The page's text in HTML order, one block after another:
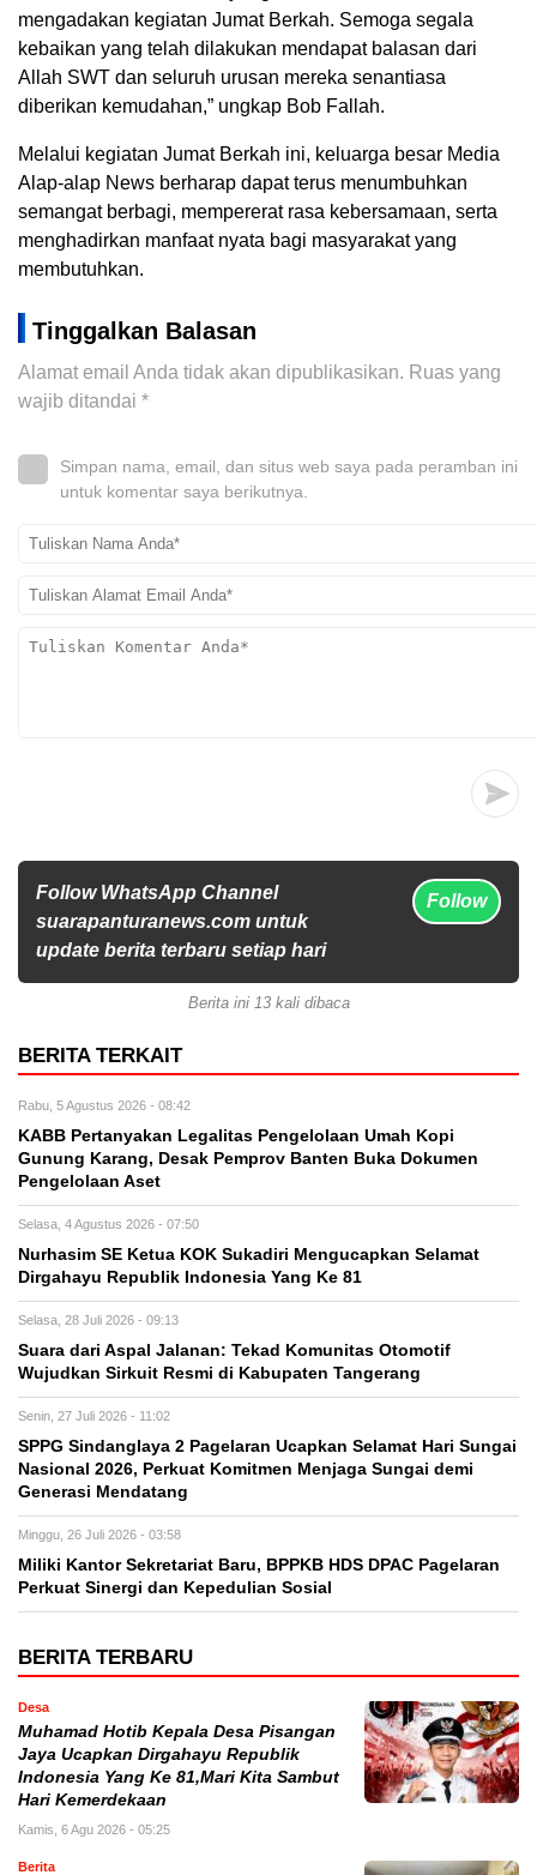
mengadakan kegiatan Jumat Berkah. Semoga segala
kebaikan yang telah dilakukan mendapat balasan dari
Allah SWT dan seluruh urusan mereka senantiasa
diberikan kemudahan,” ungkap Bob Fallah.
Melalui kegiatan Jumat Berkah ini, keluarga besar Media
Alap-alap News berharap dapat terus menumbuhkan
semangat berbagi, mempererat rasa kebersamaan, serta
menghadirkan manfaat nyata bagi masyarakat yang
membutuhkan.
Tinggalkan Balasan
Alamat email Anda tidak akan dipublikasikan. Ruas yang
wajib ditandai *
Simpan nama, email, dan situs web saya pada peramban ini
untuk komentar saya berikutnya.
Follow WhatsApp Channel
suarapanturanews.com untuk
update berita terbaru setiap hari
Follow
Berita ini 13 kali dibaca
BERITA TERKAIT
Rabu, 5 Agustus 2026 - 08:42
KABB Pertanyakan Legalitas Pengelolaan Umah Kopi
Gunung Karang, Desak Pemprov Banten Buka Dokumen
Pengelolaan Aset
Selasa, 4 Agustus 2026 - 07:50
Nurhasim SE Ketua KOK Sukadiri Mengucapkan Selamat
Dirgahayu Republik Indonesia Yang Ke 81
Selasa, 28 Juli 2026 - 09:13
Suara dari Aspal Jalanan: Tekad Komunitas Otomotif
Wujudkan Sirkuit Resmi di Kabupaten Tangerang
Senin, 27 Juli 2026 - 11:02
SPPG Sindanglaya 2 Pagelaran Ucapkan Selamat Hari Sungai
Nasional 2026, Perkuat Komitmen Menjaga Sungai demi
Generasi Mendatang
Minggu, 26 Juli 2026 - 03:58
Miliki Kantor Sekretariat Baru, BPPKB HDS DPAC Pagelaran
Perkuat Sinergi dan Kepedulian Sosial
BERITA TERBARU
Desa
Muhamad Hotib Kepala Desa Pisangan
Jaya Ucapkan Dirgahayu Republik
Indonesia Yang Ke 81,Mari Kita Sambut
Hari Kemerdekaan
Kamis, 6 Agu 2026 - 05:25
Berita